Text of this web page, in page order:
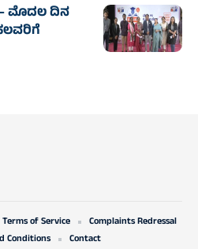
ಮೊದಲ ದಿನ
Terms of Service
Complaints Redressal
Conditions
Contact